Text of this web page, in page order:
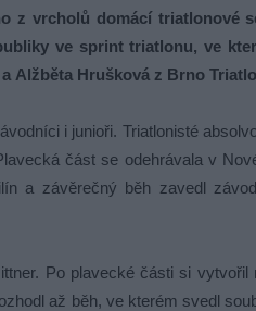
z vrcholů domácí triatlonové
ve sprint triatlonu, ve
Alžběta Hrušková z Brno
i junioři. Triatlonisté
část se odehrávala v
a závěrečný běh zavedl
Po plavecké části si vytvořil
až běh, ve kterém svedl